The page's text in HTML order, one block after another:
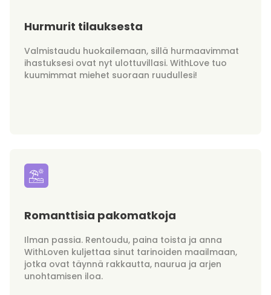
Hurmurit tilauksesta
Valmistaudu huokailemaan, sillä hurmaavimmat
ihastuksesi ovat nyt ulottuvillasi. WithLove tuo
kuumimmat miehet suoraan ruudullesi!
Romanttisia pakomatkoja
Ilman passia. Rentoudu, paina toista ja anna
WithLoven kuljettaa sinut tarinoiden maailmaan,
jotka ovat täynnä rakkautta, naurua ja arjen
unohtamisen iloa.